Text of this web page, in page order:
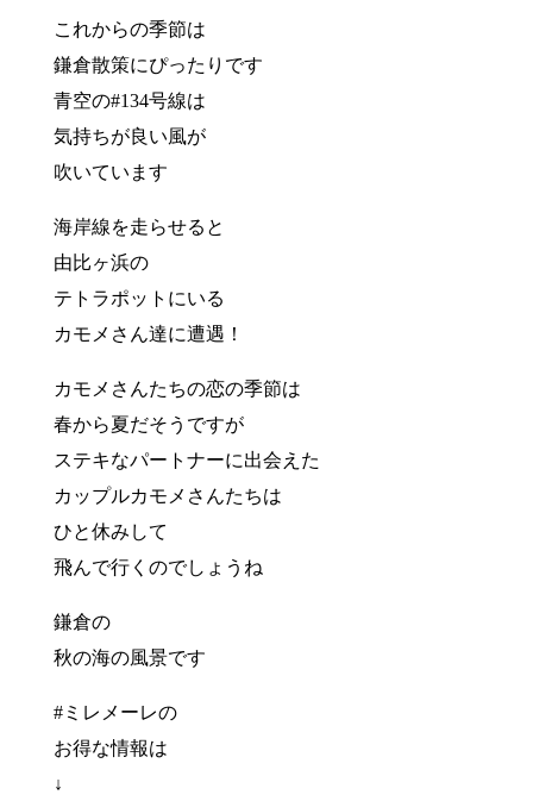
これからの季節は
鎌倉散策にぴったりです
青空の#134号線は
気持ちが良い風が
吹いています
海岸線を走らせると
由比ヶ浜の
テトラポットにいる
カモメさん達に遭遇！
カモメさんたちの恋の季節は
春から夏だそうですが
ステキなパートナーに出会えた
カップルカモメさんたちは
ひと休みして
飛んで行くのでしょうね
鎌倉の
秋の海の風景です
#ミレメーレの
お得な情報は
↓